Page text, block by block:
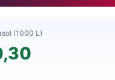
(1000 L)